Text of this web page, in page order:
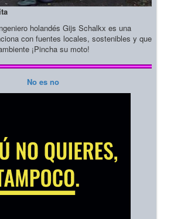
holandés Gijs Schalkx es una
con fuentes locales, sostenibles y que
¡Pincha su moto!
No es no